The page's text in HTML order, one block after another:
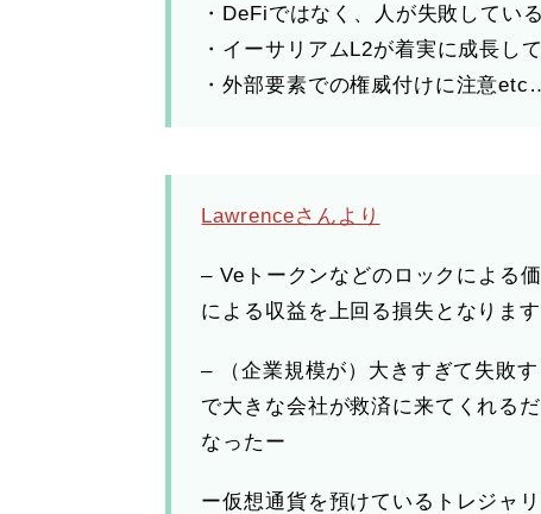
・DeFiではなく、人が失敗している
・イーサリアムL2が着実に成長し
・外部要素での権威付けに注意
Lawrenceさんより
– Veトークンなどのロックによる
による収益を上回る損失となります
– （企業規模が）大きすぎて失敗
で大きな会社が救済に来てくれる
なったー
ー仮想通貨を預けているトレジャ